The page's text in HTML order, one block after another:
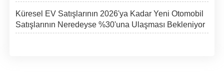
Küresel EV Satışlarının 2026'ya Kadar Yeni Otomobil
Satışlarının Neredeyse %30'una Ulaşması Bekleniyor